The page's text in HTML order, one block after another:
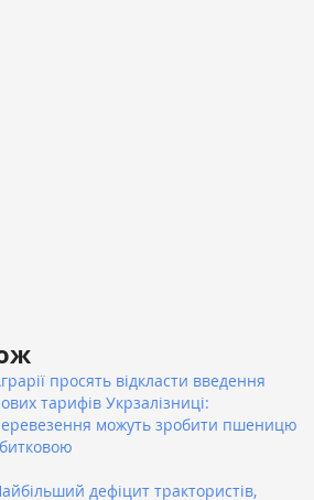
просять відкласти введення
тарифів Укрзалізниці:
можуть зробити пшеницю
дефіцит трактористів,